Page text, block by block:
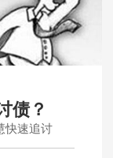
债？
快速追讨